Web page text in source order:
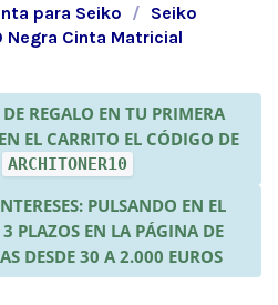
para Seiko
Seiko
Cinta Matricial
REGALO EN TU PRIMERA
EL CARRITO EL CÓDIGO DE
ARCHITONER10
PULSANDO EN EL
PLAZOS EN LA PÁGINA DE
DESDE 30 A 2.000 EUROS